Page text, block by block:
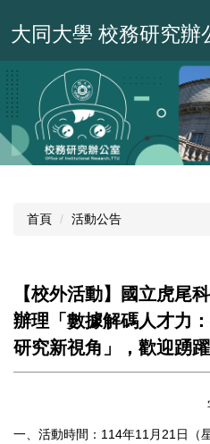
到
要
內
容
區
大同大學 校務研究辦
首頁 活動公告
【校外活動】國立虎尾
辦理「數據解碼人才力
研究新視角」，歡迎踴
一、活動時間：114年11月21日（